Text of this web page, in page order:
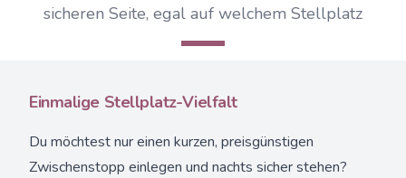
sicheren Seite, egal auf welchem Stellplatz
Einmalige Stellplatz-Vielfalt
Du möchtest nur einen kurzen, preisgünstigen
Zwischenstopp einlegen und nachts sicher stehen?